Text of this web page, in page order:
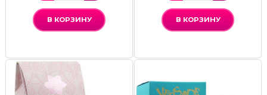
В КОРЗИНУ В КОРЗИНУ